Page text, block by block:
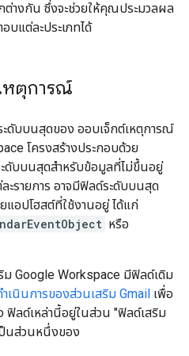
ต่างกัน ซึ่งจะช่วยให้คุณประมวลผล
บแต่ละประเภทได้
หตุการณ์
ะดับบนสุดของ ออบเจ็กต์เหตุการณ์
โครงสร้างประกอบด้วย
ดับบนสุดสำหรับข้อมูลที่ไม่ขึ้นอยู่
ะรายการ อาจมีฟิลด์ระดับบนสุด
แอปโฮสต์ที่ใช้งานอยู่ ได้แก่
หรือ
Google Workspace มีฟิลด์เดิม
เนินการของส่วนเสริม Gmail เพื่อ
ฟิลด์เหล่านี้อยู่ในส่วน "ฟิลด์เสริม
นส่วนหนึ่งของ